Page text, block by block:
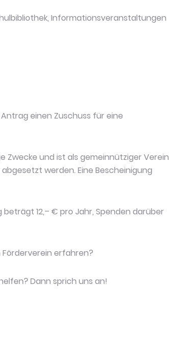
Informationsveranstaltungen
einen Zuschuss für eine
und ist als gemeinnütziger Verein
werden. Eine Bescheinigung
12,– € pro Jahr, Spenden darüber
erfahren?
Dann sprich uns an!